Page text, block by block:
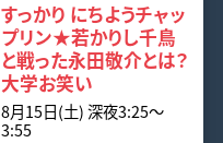
すっかり にちようチャッ
プリン★若かりし千鳥
と戦った永田敬介とは？
大学お笑い
8月15日(土) 深夜3:25〜
3:55